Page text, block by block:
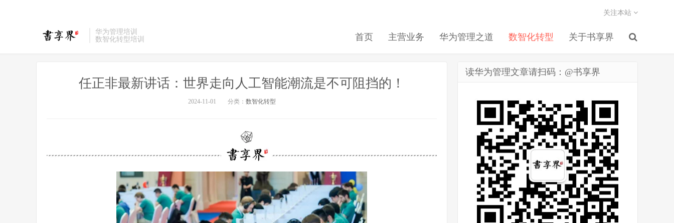
华为管理培训
数智化转型培训
首页 主营业务 华为管理之道 数智化转型 关于书享界
关注本站
任正非最新讲话：世界走向人工智能潮流是不可阻挡的！
2024-11-01 分类： 数智化转型
读华为管理文章请扫码：@书享界